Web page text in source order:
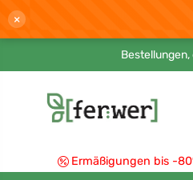
×
Ermäßigungen bis -